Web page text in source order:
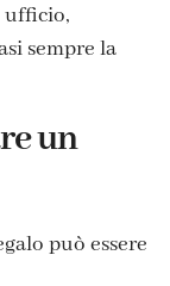
ufficio,
sempre la
un
può essere